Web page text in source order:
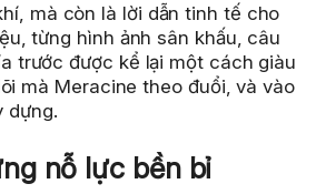
mà còn là lời dẫn tinh tế cho
từng hình ảnh sân khấu, câu
trước được kể lại một cách giàu
mà Meracine theo đuổi, và vào
dựng.
nỗ lực bền bỉ